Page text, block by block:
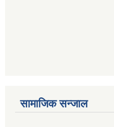
सामाजिक सन्जाल